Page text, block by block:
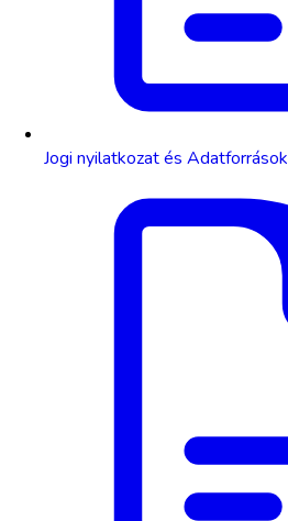
Jogi nyilatkozat és Adatforrások